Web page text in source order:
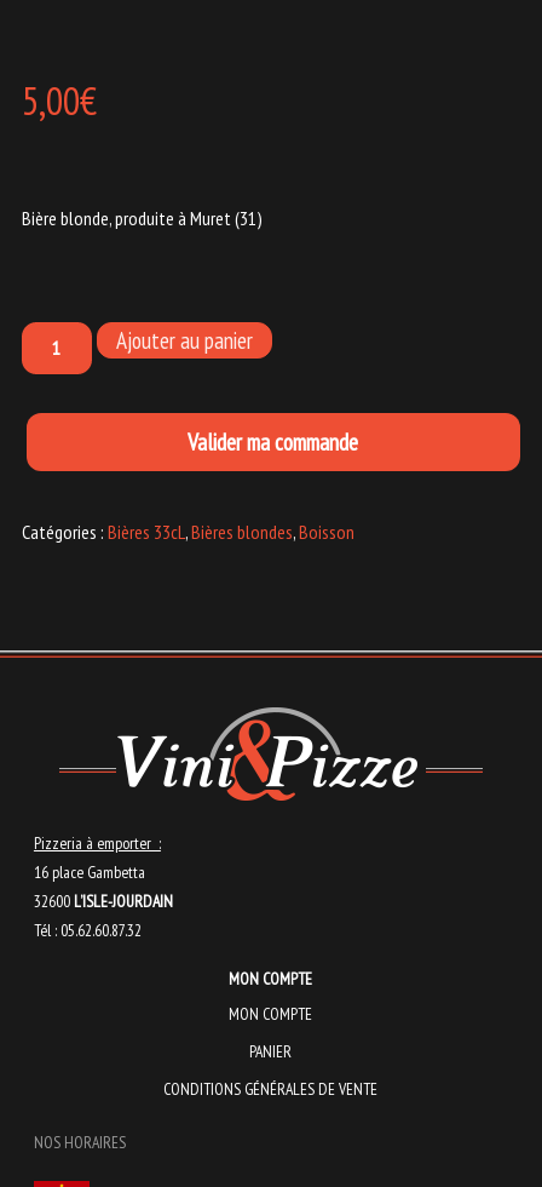
5,00€
Bière blonde, produite à Muret (31)
Ajouter au panier
Valider ma commande
Catégories : Bières 33cL,Bières blondes,Boisson
Pizzeria à emporter :
16 place Gambetta
32600L’ISLE-JOURDAIN
Tél : 05.62.60.87.32
MON COMPTE
MON COMPTE
PANIER
CONDITIONS GÉNÉRALES DE VENTE
NOS HORAIRES